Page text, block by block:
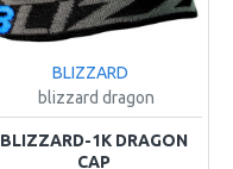
BLIZZARD
blizzard dragon
BLIZZARD-1K DRAGON
CAP